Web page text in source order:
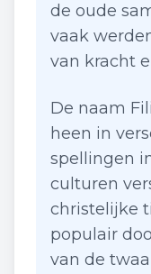
de oude
vaak
van kracht
De naam
heen in
spellingen
culturen
christelijke
populair
van de